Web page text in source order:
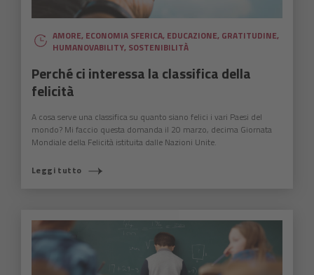
AMORE, ECONOMIA SFERICA, EDUCAZIONE, GRATITUDINE,
HUMANOVABILITY, SOSTENIBILITÀ
Perché ci interessa la classifica della
felicità
A cosa serve una classifica su quanto siano felici i vari Paesi del
mondo? Mi faccio questa domanda il 20 marzo, decima Giornata
Mondiale della Felicità istituita dalle Nazioni Unite.
Leggi tutto